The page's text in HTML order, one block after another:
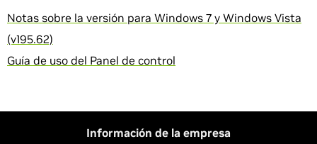
Notas sobre la versión para Windows 7 y Windows Vista
(v195.62)
Guía de uso del Panel de control
Información de la empresa